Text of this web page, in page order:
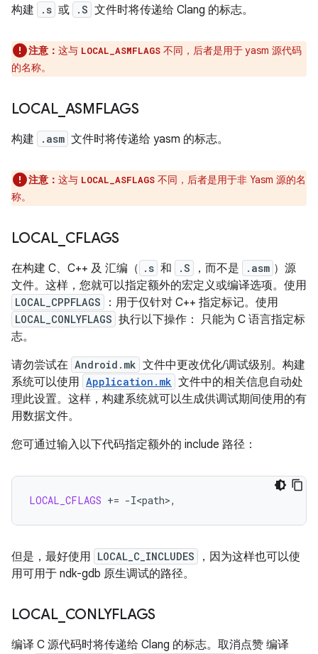
构建 .s 或 .S 文件时将传递给 Clang 的标志。
注意： 这与 LOCAL_ASMFLAGS 不同，后者是用于 yasm 源代码
的名称。
LOCAL_ ASMFLAGS
构建 .asm 文件时将传递给 yasm 的标志。
注意： 这与 LOCAL_ASFLAGS 不同，后者是用于非 Yasm 源的名
称。
LOCAL_ CFLAGS
在构建 C、C++ 及 汇编（ .s 和 .S ，而不是 .asm ）源
文件。这样，您就可以指定额外的宏定义或编译选项。使用
LOCAL_CPPFLAGS ：用于仅针对 C++ 指定标记。使用
LOCAL_CONLYFLAGS 执行以下操作： 只能为 C 语言指定标
志。
请勿尝试在 Android.mk 文件中更改优化/调试级别。构建
系统可以使用 Application.mk 文件中的相关信息自动处
理此设置。这样，构建系统就可以生成供调试期间使用的有
用数据文件。
您可通过输入以下代码指定额外的 include 路径：
LOCAL_CFLAGS +=
但是，最好使用 LOCAL_C_INCLUDES
，因为这样也可以使
用可用于 ndk-gdb 原生调试的路径。
LOCAL_ CONLYFLAGS
编译 C 源代码时将传递给 Clang 的标志。取消点赞 编译